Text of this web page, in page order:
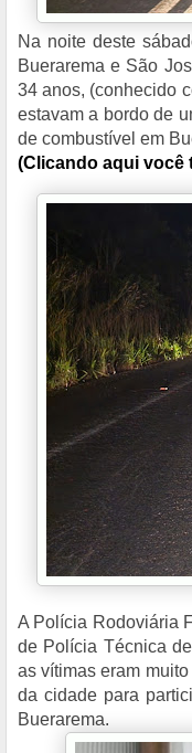
Na noite deste
Buerarema e São
34 anos, (conhecido
estavam a bordo de
de combustível em
(Clicando aqui você
A Polícia Rodoviária
de Polícia Técnica
as vítimas eram
da cidade para
Buerarema.